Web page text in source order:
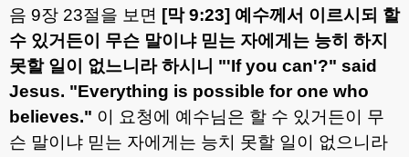
음 9장 23절을 보면 [막9:23] 예수께서 이르시되 할
수 있거든이 무슨 말이냐 믿는 자에게는 능히 하지
못할 일이 없느니라 하시니 "'If you can'?" said
Jesus. "Everything is possible for one who
believes." 이 요청에 예수님은 할 수 있거든이 무
슨 말이냐 믿는 자에게는 능치 못할 일이 없으니라